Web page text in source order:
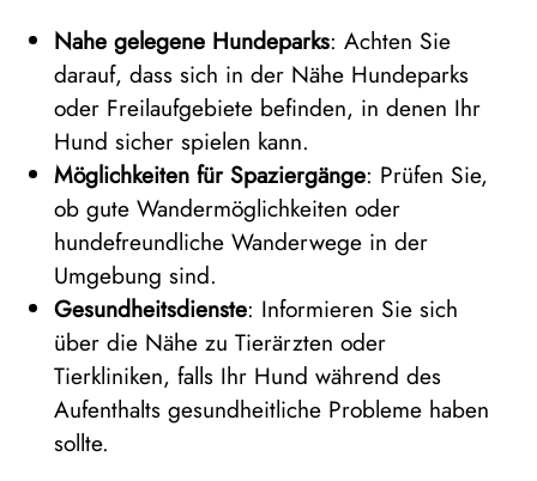
Nahe gelegene Hundeparks: Achten Sie
darauf, dass sich in der Nähe Hundeparks
oder Freilaufgebiete befinden, in denen Ihr
Hund sicher spielen kann.
Möglichkeiten für Spaziergänge: Prüfen Sie,
ob gute Wandermöglichkeiten oder
hundefreundliche Wanderwege in der
Umgebung sind.
Gesundheitsdienste: Informieren Sie sich
über die Nähe zu Tierärzten oder
Tierkliniken, falls Ihr Hund während des
Aufenthalts gesundheitliche Probleme haben
sollte.